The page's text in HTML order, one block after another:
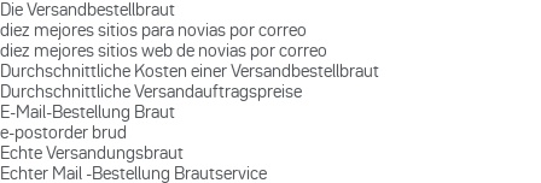
Die Versandbestellbraut
diez mejores sitios para novias por correo
diez mejores sitios web de novias por correo
Durchschnittliche Kosten einer Versandbestellbraut
Durchschnittliche Versandauftragspreise
E-Mail-Bestellung Braut
e-postorder brud
Echte Versandungsbraut
Echter Mail -Bestellung Brautservice